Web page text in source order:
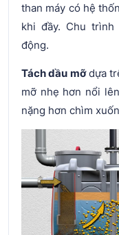
than máy có hệ
khi đầy. Chu
động.
Tách dầu mỡdựa
mỡ nhẹ hơn nổi
nặng hơn chìm